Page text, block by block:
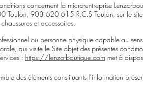
concernent la micro-entreprise Lenzo-
Toulon, 903 620 615 R.C.S Toulon, sur le site
et accessoires.
ou personne physique capable au
qui visite le Site objet des présentes
: https://lenzo-boutique.com met à
des éléments constituants l’information